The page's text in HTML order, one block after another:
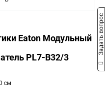
Eaton Модульный
PL7-B32/3
см
Задать вопрос